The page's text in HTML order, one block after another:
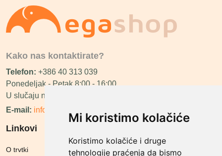
Mi koristimo kolačiće
Koristimo kolačiće i druge
tehnologije praćenja da bismo
Kako nas kontaktirate?
Telefon: +386 40 313 039
Ponedeljak - Petak 8:00 - 16:00
U slučaju neraspoloživosti ćemo vas nazvati.
E-mail: info@megashop.hr
Linkovi
O trvtki